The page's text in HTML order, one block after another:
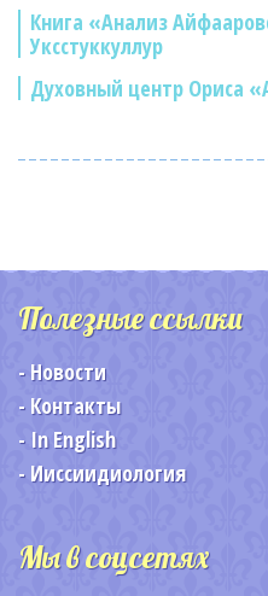
Книга «Анализ
Уксстуккуллур
Духовный центр Ориса
Полезные ссылки
Новости
Контакты
In English
Ииссиидиология
Мы в соцсетях